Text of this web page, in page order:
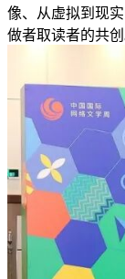
像、从虚拟到现
做者取读者的共